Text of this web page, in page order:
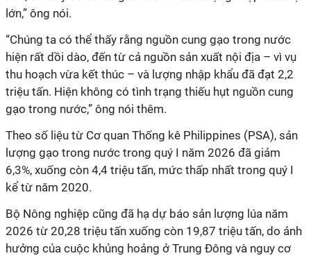
lớn,” ông nói.
“Chúng ta có thể thấy rằng nguồn cung gạo trong nước
hiện rất dồi dào, đến từ cả nguồn sản xuất nội địa – vì vụ
thu hoạch vừa kết thúc – và lượng nhập khẩu đã đạt 2,2
triệu tấn. Hiện không có tình trạng thiếu hụt nguồn cung
gạo trong nước,” ông nói thêm.
Theo số liệu từ Cơ quan Thống kê Philippines (PSA), sản
lượng gạo trong nước trong quý I năm 2026 đã giảm
6,3%, xuống còn 4,4 triệu tấn, mức thấp nhất trong quý I
kể từ năm 2020.
Bộ Nông nghiệp cũng đã hạ dự báo sản lượng lúa năm
2026 từ 20,28 triệu tấn xuống còn 19,87 triệu tấn, do ảnh
hưởng của cuộc khủng hoảng ở Trung Đông và nguy cơ